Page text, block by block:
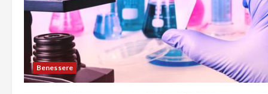
Benessere